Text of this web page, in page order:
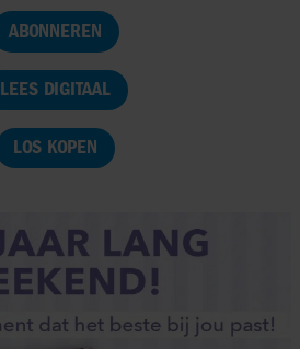
ABONNEREN
LEES DIGITAAL
LOS KOPEN